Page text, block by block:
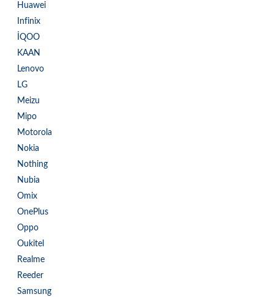
Huawei
Infinix
İQOO
KAAN
Lenovo
LG
Meizu
Mipo
Motorola
Nokia
Nothing
Nubia
Omix
OnePlus
Oppo
Oukitel
Realme
Reeder
Samsung